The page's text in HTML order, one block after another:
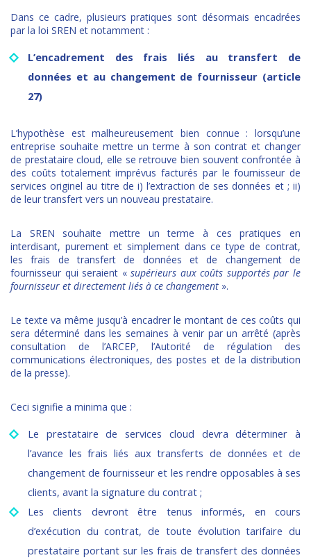
Dans ce cadre, plusieurs pratiques sont désormais encadrées
par la loi SREN et notamment :
L’encadrement des frais liés au transfert de
données et au changement de fournisseur (article
27)
L’hypothèse est malheureusement bien connue : lorsqu’une
entreprise souhaite mettre un terme à son contrat et changer
de prestataire cloud, elle se retrouve bien souvent confrontée à
des coûts totalement imprévus facturés par le fournisseur de
services originel au titre de i) l’extraction de ses données et ; ii)
de leur transfert vers un nouveau prestataire.
La SREN souhaite mettre un terme à ces pratiques en
interdisant, purement et simplement dans ce type de contrat,
les frais de transfert de données et de changement de
fournisseur qui seraient «supérieurs aux coûts supportés par le
fournisseur et directement liés à ce changement ».
Le texte va même jusqu’à encadrer le montant de ces coûts qui
sera déterminé dans les semaines à venir par un arrêté (après
consultation de l’ARCEP, l’Autorité de régulation des
communications électroniques, des postes et de la distribution
de la presse).
Ceci signifie a minima que :
Le prestataire de services cloud devra déterminer à
l’avance les frais liés aux transferts de données et de
changement de fournisseur et les rendre opposables à ses
clients, avant la signature du contrat ;
Les clients devront être tenus informés, en cours
d’exécution du contrat, de toute évolution tarifaire du
prestataire portant sur les frais de transfert des données